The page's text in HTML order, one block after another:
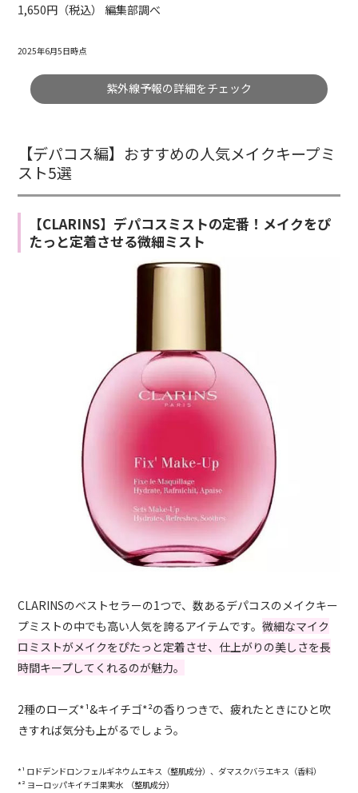
1,650円（税込） 編集部調べ
2025年6月5日時点
紫外線予報の詳細をチェック
【デパコス編】おすすめの人気メイクキープミ
スト5選
【CLARINS】デパコスミストの定番！メイクをぴ
たっと定着させる微細ミスト
CLARINSのベストセラーの1つで、数あるデパコスのメイクキー
プミストの中でも高い人気を誇るアイテムです。微細なマイク
ロミストがメイクをぴたっと定着させ、仕上がりの美しさを長
時間キープしてくれるのが魅力。
2種のローズ*¹&キイチゴ*²の香りつきで、疲れたときにひと吹
きすれば気分も上がるでしょう。
*¹ ロドデンドロンフェルギネウムエキス（整肌成分）、ダマスクバラエキス（香料）
*² ヨーロッパキイチゴ果実水 （整肌成分）